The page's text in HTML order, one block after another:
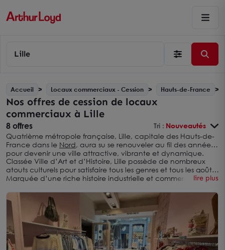
Lille
Accueil Locaux commerciaux - Cession Hauts-de-France
Nos offres de cession de locaux
commerciaux à Lille
8 offres Tri : Nouveautés
Quatrième métropole française, Lille, capitale des Hauts-de-
France dans le Nord, aura su se renouveler au fil des années
pour devenir une ville attractive, vibrante et dynamique.
Classée Ville d’Art et d’Histoire, Lille possède de nombreux
atouts culturels pour satisfaire tous les genres et tous les goûts.
Marquée d’une riche histoire industrielle et commerçante,
sa location, proche de Paris, la Belgique et de l’Europe.
lire plus